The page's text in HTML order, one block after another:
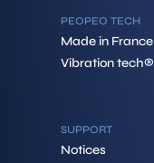
PEOPEO TECH
Made in France
Vibration tech®
SUPPORT
Notices